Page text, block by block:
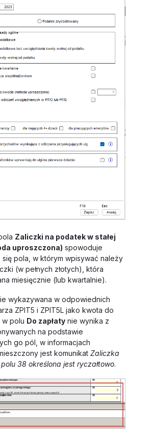
Zaliczki na podatek w stałej
uproszczona) spowoduje
pola, w którym wpisywać należy
(w pełnych złotych), która
miesięcznie (lub kwartalnie).
wykazywana w odpowiednich
ZPIT5 i ZPIT5L jako kwota do
w polu Do zapłaty nie wynika z
na podstawie
go pól, w informacjach
jest komunikat Zaliczka
38 określona jest ryczałtowo.